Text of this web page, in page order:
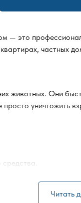
это
частных
животных. Они
уничтожить
Читать